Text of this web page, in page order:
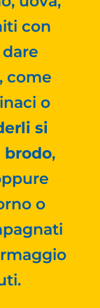
con
come
o
si
brodo,
o